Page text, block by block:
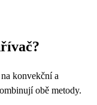
konvekční a
obě metody.